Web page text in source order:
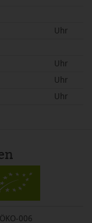
Uhr
Uhr
Uhr
Uhr
006